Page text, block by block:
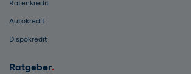
Ratenkredit
Autokredit
Dispokredit
Ratgeber